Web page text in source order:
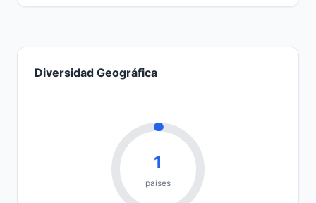
Diversidad Geográfica
1
países